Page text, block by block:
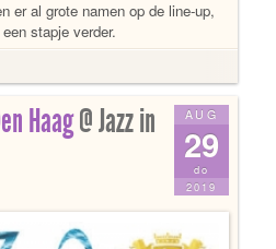
er al grote namen op de line-up,
stapje verder.
AUG
29
do
2019
Haag@ Jazz in